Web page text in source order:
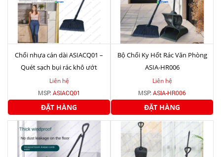
Chổi nhựa cán dài ASIACQ01 –
Quét sạch bụi rác khô ướt
Liên hệ
MSP: ASIACQ01
ĐẶT HÀNG
Bộ Chổi Ky Hốt Rác Văn Phòng
ASIA-HR006
Liên hệ
MSP: ASIA-HR006
ĐẶT HÀNG